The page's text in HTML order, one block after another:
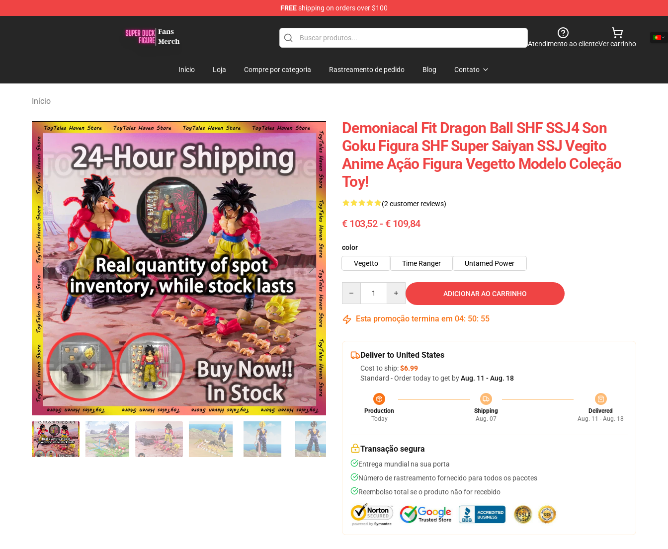
FREEshipping on orders over $100
Atendimento ao clienteVer carrinho
Início Loja Compre por categoria Rastreamento de pedido Blog Contato
Início
Demoniacal Fit Dragon Ball SHF SSJ4 Son
Goku Figura SHF Super Saiyan SSJ Vegito
Anime Ação Figura Vegetto Modelo Coleção
Toy!
(2 customer reviews)
€ 103,52 - € 109,84
color
Vegetto
Time Ranger Untamed Power
ADICIONAR AO CARRINHO
Esta promoção termina em 04: 50: 53
Deliver to United States
Cost to ship:$6.99
Standard - Order today to get byAug. 11 - Aug. 18
Production
Today
Shipping
Aug. 07
Delivered
Aug. 11 - Aug. 18
Transação segura
Entrega mundial na sua porta
Número de rastreamento fornecido para todos os pacotes
Reembolso total se o produto não for recebido